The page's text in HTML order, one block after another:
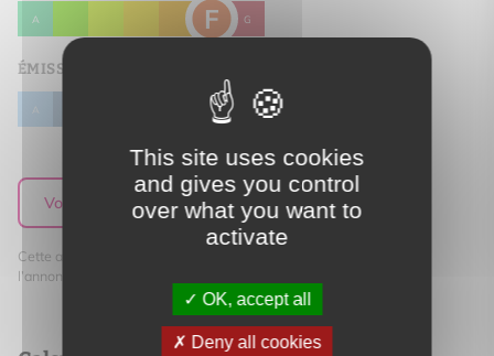
A F G
ÉMISSION DE GAZ À EFFET DE SERRE (DGE)
A F
Voir le détail du DPE
Cette annonce immobilière est rédigée sous la responsabilité de
l’annonceur.
This site uses cookies
and gives you control
over what you want to
activate
OK, accept all
Deny all cookies